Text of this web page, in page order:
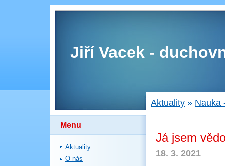
Jiří Vacek -
Menu
Aktuality
O nás
Aktuality » Nauka
Já jsem
18. 3. 2021